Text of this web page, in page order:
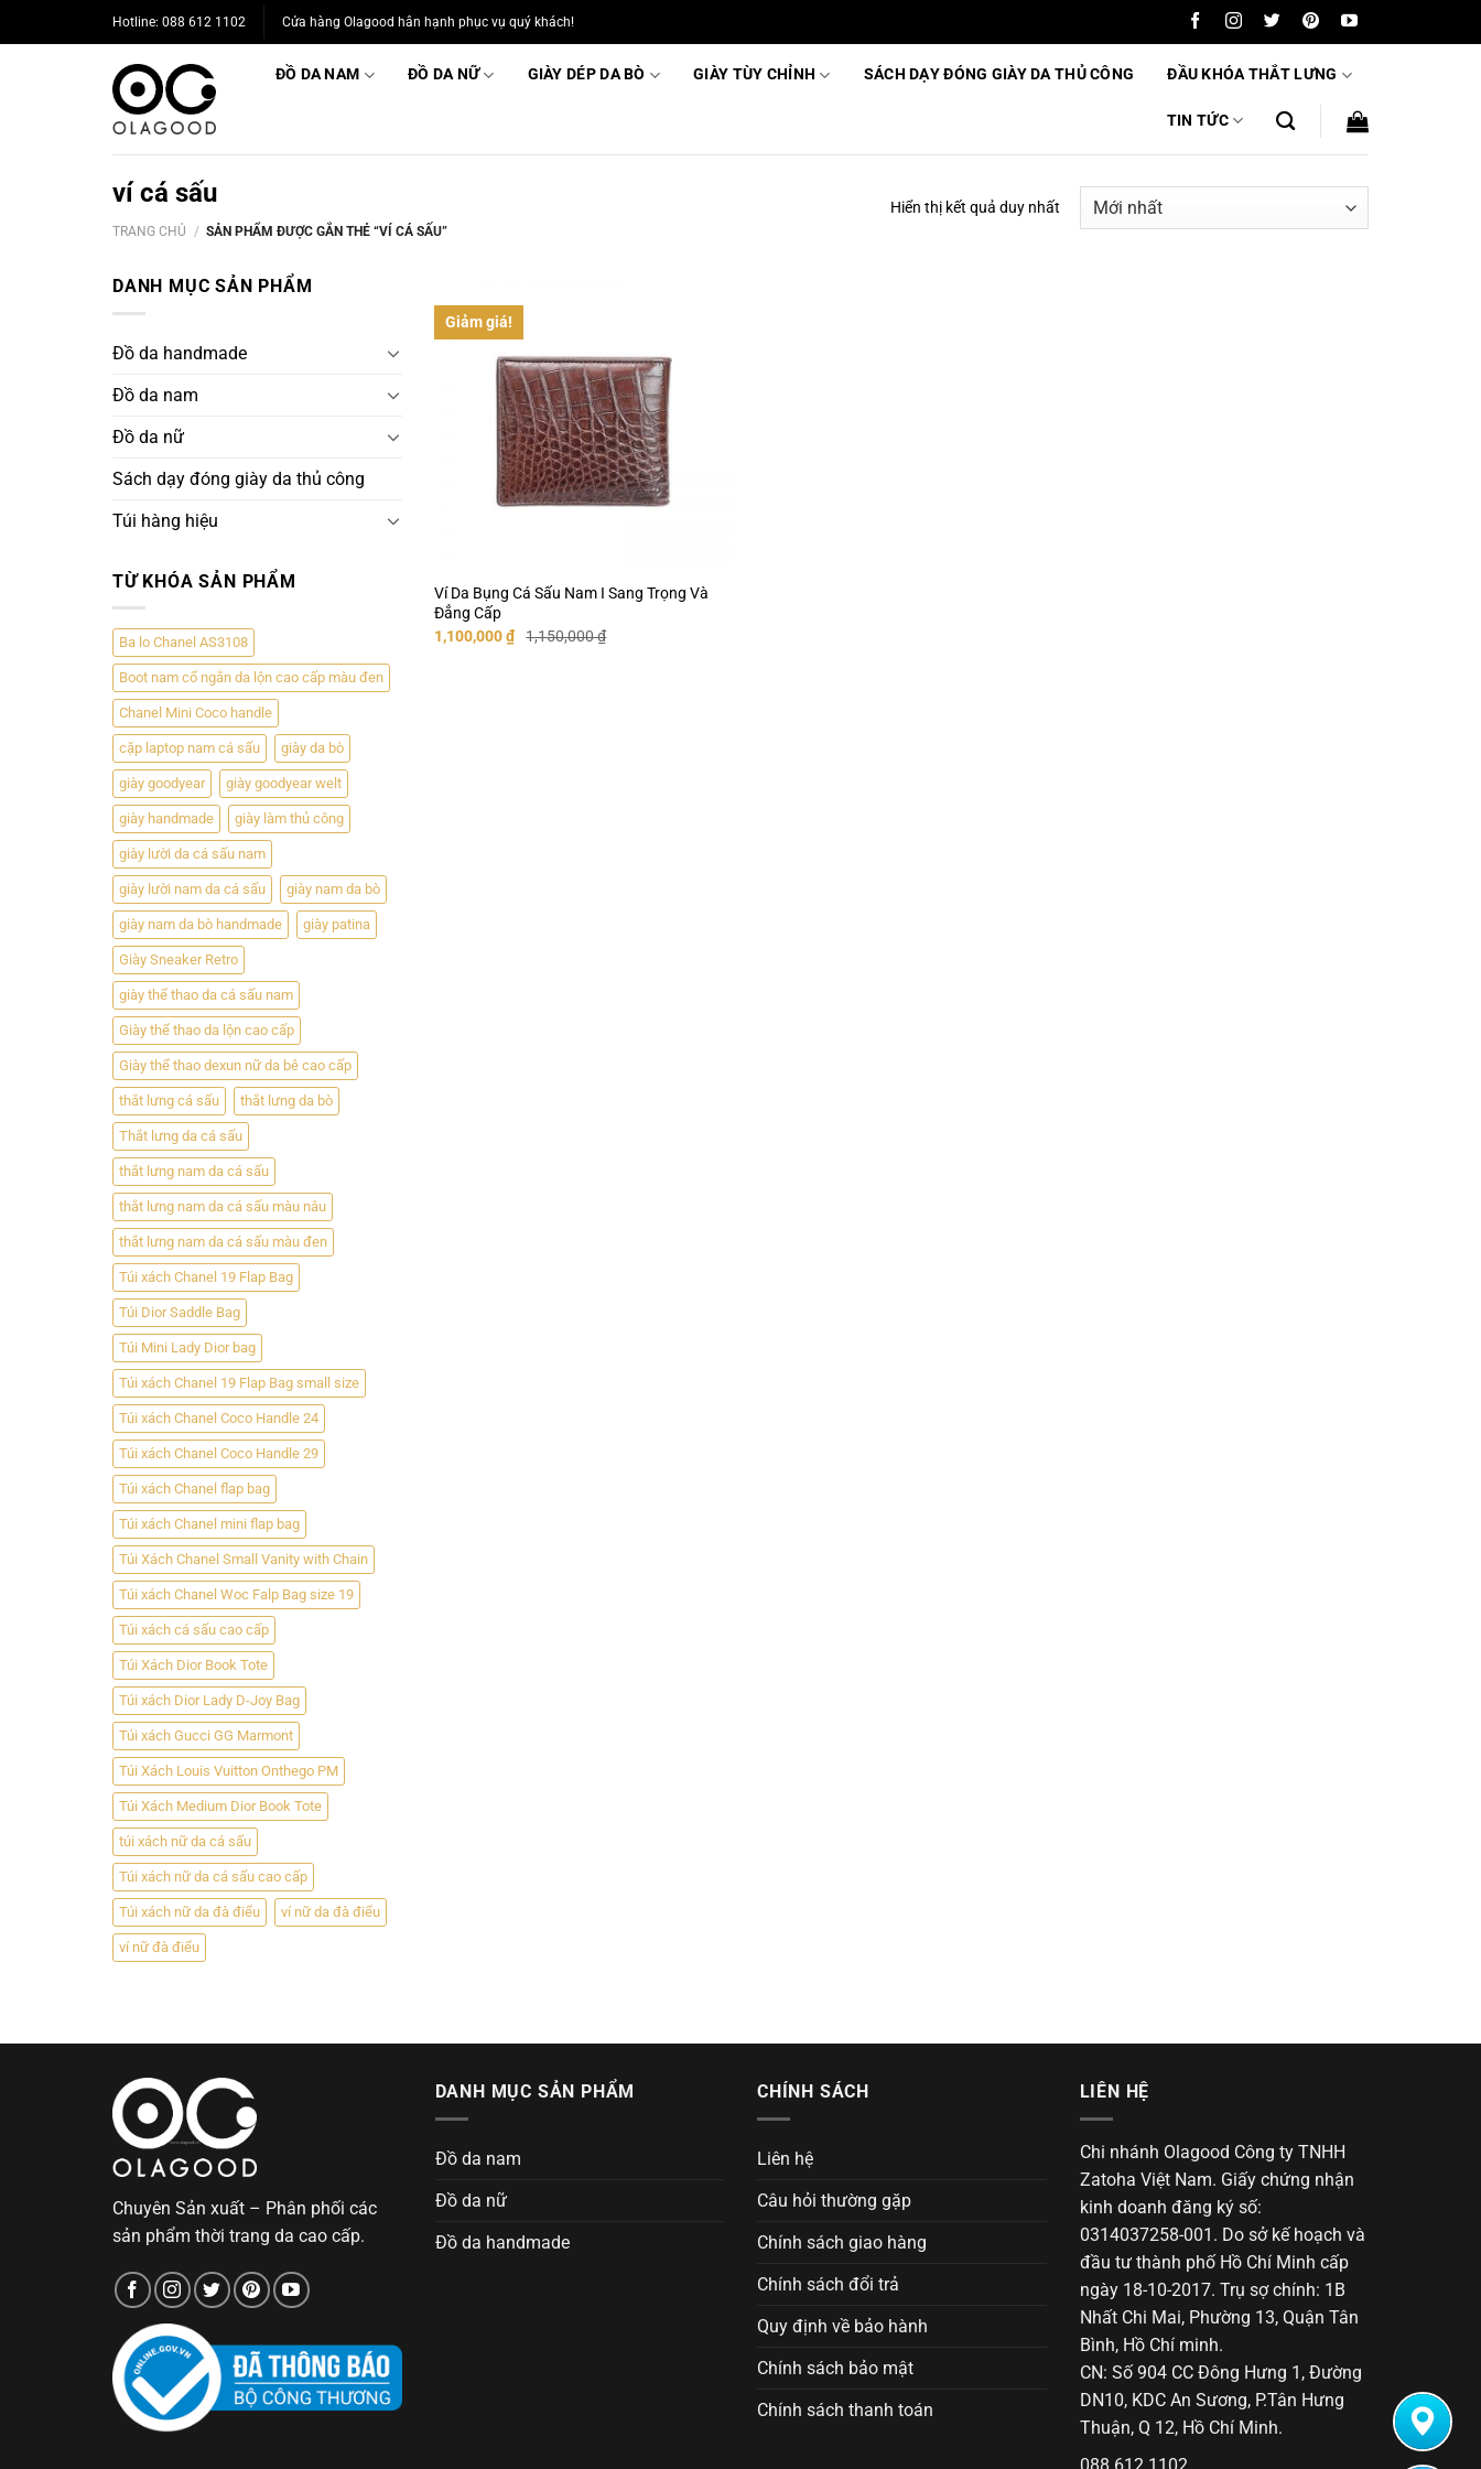
qua
Hotline: 088 612 1102 Cửa hàng Olagood hân hạnh phục vụ quý khách!
ĐỒ DA NAM ĐỒ DA NỮ GIÀY DÉP DA BÒ GIÀY TÙY CHỈNH SÁCH DẠY ĐÓNG GIÀY DA THỦ CÔNG ĐẦU KHÓA THẮT LƯNG
TIN TỨC
ví cá sấu
TRANG CHỦ / SẢN PHẨM ĐƯỢC GẮN THẺ “VÍ CÁ SẤU”
Hiển thị kết quả duy nhất
DANH MỤC SẢN PHẨM
Đồ da handmade
Đồ da nam
Đồ da nữ
Sách dạy đóng giày da thủ công
Túi hàng hiệu
TỪ KHÓA SẢN PHẨM
Ba lo Chanel AS3108
Boot nam cổ ngắn da lộn cao cấp màu đen
Chanel Mini Coco handle
cặp laptop nam cá sấu giày da bò
giày goodyear giày goodyear welt
giày handmade giày làm thủ công
giày lười da cá sấu nam
giày lười nam da cá sấu giày nam da bò
giày nam da bò handmade giày patina
Giày Sneaker Retro
giày thể thao da cá sấu nam
Giày thể thao da lộn cao cấp
Giày thể thao dexun nữ da bê cao cấp
thắt lưng cá sấu thắt lưng da bò
Thắt lưng da cá sấu
thắt lưng nam da cá sấu
thắt lưng nam da cá sấu màu nâu
thắt lưng nam da cá sấu màu đen
Túi xách Chanel 19 Flap Bag
Túi Dior Saddle Bag
Túi Mini Lady Dior bag
Túi xách Chanel 19 Flap Bag small size
Túi xách Chanel Coco Handle 24
Túi xách Chanel Coco Handle 29
Túi xách Chanel flap bag
Túi xách Chanel mini flap bag
Túi Xách Chanel Small Vanity with Chain
Túi xách Chanel Woc Falp Bag size 19
Túi xách cá sấu cao cấp
Túi Xách Dior Book Tote
Túi xách Dior Lady D-Joy Bag
Túi xách Gucci GG Marmont
Túi Xách Louis Vuitton Onthego PM
Túi Xách Medium Dior Book Tote
túi xách nữ da cá sấu
Túi xách nữ da cá sấu cao cấp
Túi xách nữ da đà điểu ví nữ da đà điểu
ví nữ đà điểu
Giảm giá!
Ví Da Bụng Cá Sấu Nam I Sang Trọng Và
Đẳng Cấp
1,150,000₫
Giá
1,100,000₫Giá
Chuyên Sản xuất – Phân phối các
sản phẩm thời trang da cao cấp.
DANH MỤC SẢN PHẨM
Đồ da nam
Đồ da nữ
Đồ da handmade
CHÍNH SÁCH
Liên hệ
Câu hỏi thường gặp
Chính sách giao hàng
Chính sách đổi trả
Quy định về bảo hành
Chính sách bảo mật
Chính sách thanh toán
LIÊN HỆ
Chi nhánh Olagood Công ty TNHH
Zatoha Việt Nam. Giấy chứng nhận
kinh doanh đăng ký số:
0314037258-001. Do sở kế hoạch và
đầu tư thành phố Hồ Chí Minh cấp
ngày 18-10-2017. Trụ sợ chính: 1B
Nhất Chi Mai, Phường 13, Quận Tân
Bình, Hồ Chí minh.
CN: Số 904 CC Đông Hưng 1, Đường
DN10, KDC An Sương, P.Tân Hưng
Thuận, Q 12, Hồ Chí Minh.